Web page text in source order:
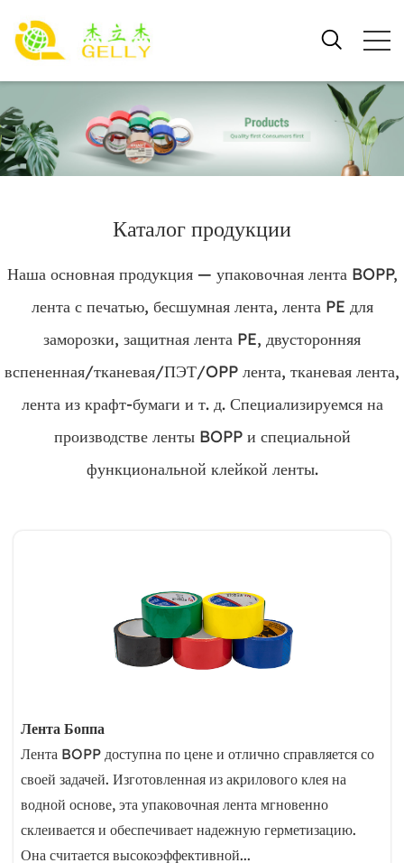
Каталог продукции
Наша основная продукция — упаковочная лента BOPP,
лента с печатью, бесшумная лента, лента PE для
заморозки, защитная лента PE, двусторонняя
вспененная/тканевая/ПЭТ/OPP лента, тканевая лента,
лента из крафт-бумаги и т. д. Специализируемся на
производстве ленты BOPP и специальной
функциональной клейкой ленты.
Лента Боппа
Лента BOPP доступна по цене и отлично справляется со
своей задачей. Изготовленная из акрилового клея на
водной основе, эта упаковочная лента мгновенно
склеивается и обеспечивает надежную герметизацию.
Она считается высокоэффективной...